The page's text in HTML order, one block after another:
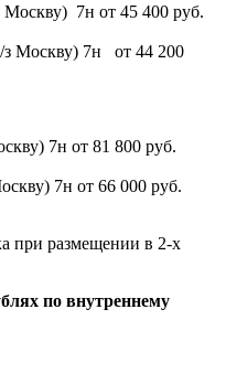
7н от 45 400 руб.
Москву) 7н от 44 200
7н от 81 800 руб.
7н от 66 000 руб.
при размещении в 2-х
по внутреннему